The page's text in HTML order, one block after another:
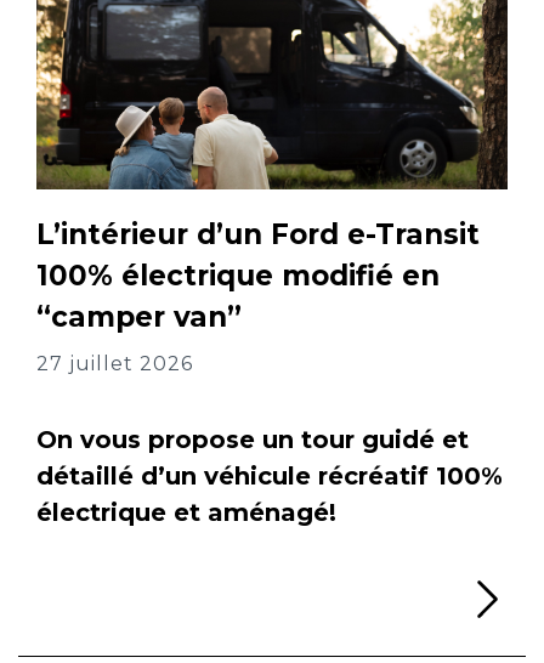
L’intérieur d’un Ford e-Transit
100% électrique modifié en
“camper van”
27 juillet 2026
On vous propose un tour guidé et
détaillé d’un véhicule récréatif 100%
électrique et aménagé!